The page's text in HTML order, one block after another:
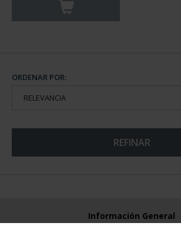
ORDENAR POR:
REFINAR
Información General